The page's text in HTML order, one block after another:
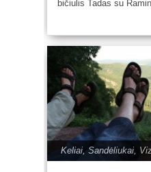
bičiulis Tadas su
Keliai Sandėliukai